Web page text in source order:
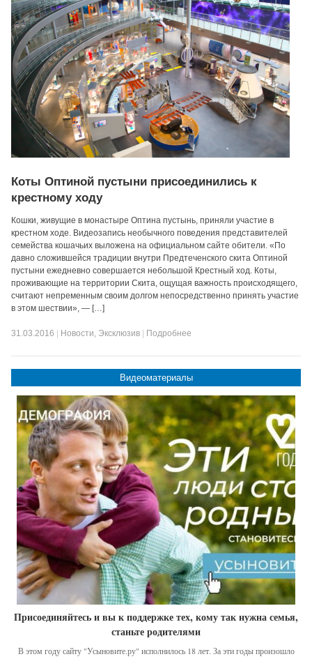
Коты Оптиной пустыни присоединились к
крестному ходу
Кошки, живущие в монастыре Оптина пустынь, приняли участие в
крестном ходе. Видеозапись необычного поведения представителей
семейства кошачьих выложена на официальном сайте обители. «По
давно сложившейся традиции внутри Предтеченского скита Оптиной
пустыни ежедневно совершается небольшой Крестный ход. Коты,
проживающие на территории Скита, ощущая важность происходящего,
считают непременным своим долгом непосредственно принять участие
в этом шествии», — […]
31.03.2016 Новости, Эксклюзив Подробнее
Видеоматериалы
Присоединяйтесь и вы к поддержке тех, кому так нужна семья,
станьте родителями
В этом году сайту "Усыновите.ру" исполнилось 18 лет. За эти годы произошло